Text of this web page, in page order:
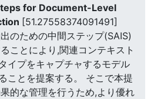
for Document-Level
[51.27558374091491]
のための中間ステップ(SAIS)
ことにより,関連コンテキスト
イプをキャプチャするモデル
ことを提案する。 そこで本提
的な管理を行うため,より優れ